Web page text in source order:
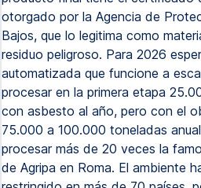
otorgado por la Agencia de
Bajos, que lo legitima como
residuo peligroso. Para 2026
automatizada que funcione a
procesar en la primera etapa
con asbesto al año, pero con el
75.000 a 100.000 toneladas
procesar más de 20 veces la
de Agripa en Roma. El ambiente